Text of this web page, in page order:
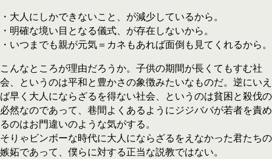
・大人にしかできないこと、が減少しているから。
・明確な境い目となる儀式、が存在しないから。
・いつまでも親が元気＝カネもあれば面倒も見てくれるから。
こんなところが理由だろうか。子供の期間が長くてもすむ社
会、というのは平和と豊かさの象徴みたいなものだ。逆にいえ
ば早く大人にならざるを得ない社会、というのは貧困と殺伐の
必然なのであって、巷間よくあるようにジジババが若者を責め
るのはお門違いのような気がする。
そりゃビンボーな時代に大人にならざるをえなかった君たちの
嫉妬であって、僕らに対する正当な説教ではない。